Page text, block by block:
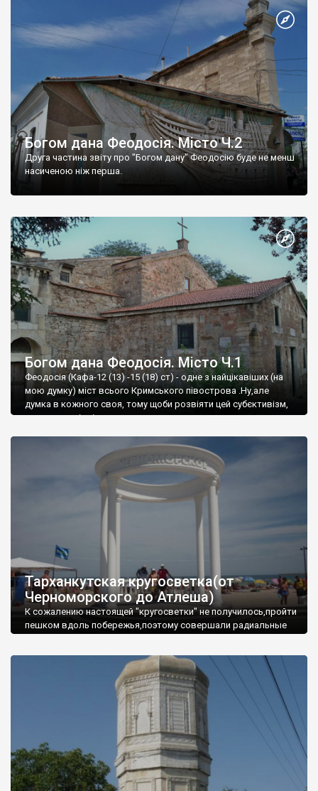
Богом дана Феодосія. Місто Ч.2
Друга частина звіту про "Богом дану" Феодосію буде не менш
насиченою ніж перша.
Богом дана Феодосія. Місто Ч.1
Феодосія (Кафа-12 (13) -15 (18) ст) - одне з найцікавіших (на
мою думку) міст всього Кримського півострова .Ну,але
думка в кожного своя, тому щоби розвіяти цей субєктивізм,
запрошую відвідати це
Тарханкутская кругосветка(от
Черноморского до Атлеша)
К сожалению настоящей "кругосветки" не получилось,пройти
пешком вдоль побережья,поэтому совершали радиальные